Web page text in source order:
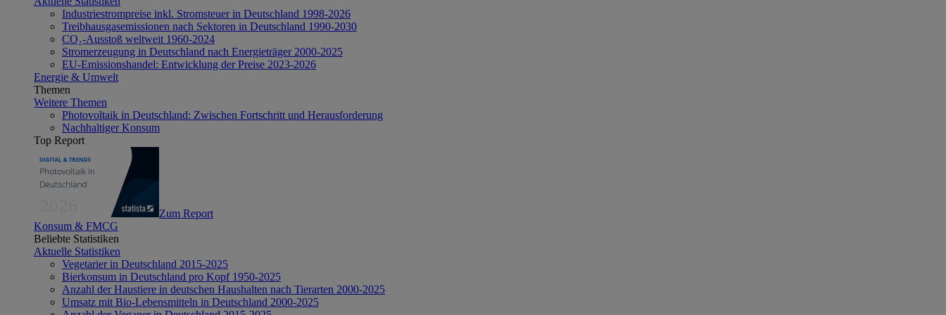
Industriestrompreise inkl. Stromsteuer in Deutschland 1998-2026
Treibhausgasemissionen nach Sektoren in Deutschland 1990-2030
CO₂-Ausstoß weltweit 1960-2024
Stromerzeugung in Deutschland nach Energieträger 2000-2025
EU-Emissionshandel: Entwicklung der Preise 2023-2026
Energie & Umwelt
Themen
Weitere Themen
Photovoltaik in Deutschland: Zwischen Fortschritt und Herausforderung
Nachhaltiger Konsum
Top Report
Zum Report
Konsum & FMCG
Beliebte Statistiken
Aktuelle Statistiken
Vegetarier in Deutschland 2015-2025
Bierkonsum in Deutschland pro Kopf 1950-2025
Anzahl der Haustiere in deutschen Haushalten nach Tierarten 2000-2025
Umsatz mit Bio-Lebensmitteln in Deutschland 2000-2025